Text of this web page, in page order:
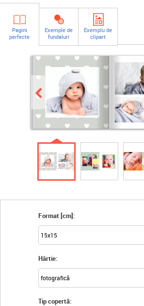
Pagini
perfecte
Exemple de
fundaluri
Exemplu de
clipart
Format [cm]:
Hârtie:
Tip copertă: